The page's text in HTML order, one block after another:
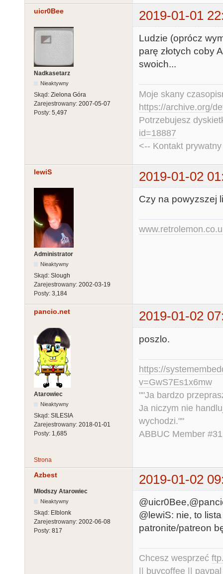
uicr0Bee 2019-01-01
Nadkasetarz
Nieaktywny
Skąd: Zielona Góra
Zarejestrowany: 2007-05-07
Posty: 5,497
Ludzie (oprócz
parę złotych coby
swoich...
Moje skany
https://archive.org/
Potrzebujesz
id=18887
<-- Kontakt
lewiS 2019-01-02
Administrator
Nieaktywny
Skąd: Slough
Zarejestrowany: 2002-03-19
Posty: 3,184
Czy na powyzszej
pancio.net 2019-01-02
Atarowiec
Nieaktywny
Skąd: SILESIA
Zarejestrowany: 2018-01-01
Posty: 1,685
poszlo.
https://
v=GwS7Es1x6mw
""Ja bardzo
Ja niczym nie
wychodzi.""
ABBUC Member
Strona
Azbest 2019-01-02
Młodszy Atarowiec
Nieaktywny
Skąd: Elblonk
Zarejestrowany: 2002-06-08
Posty: 817
@lewiS: nie, to
patronite/patreon
Chcesz wesprzeć
|| buycoffee || paypal